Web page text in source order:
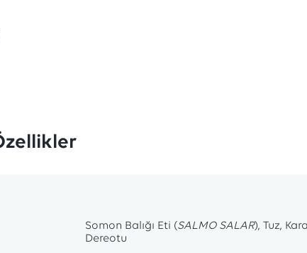
Somon Balığı Eti (SALMO SALAR), Tuz,
Dereotu